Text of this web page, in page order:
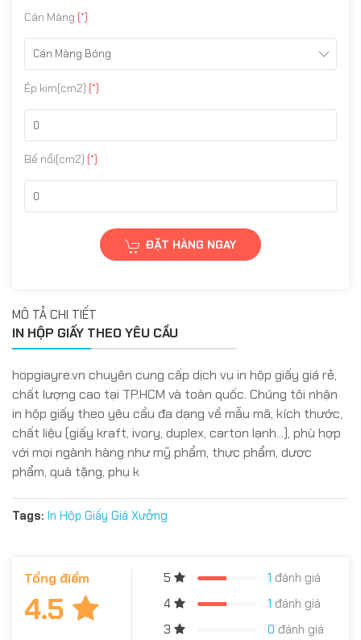
Cán Màng (*)
Cán Màng Bóng
Ép kim(cm2) (*)
Bế nổi(cm2) (*)
ĐẶT HÀNG NGAY
MÔ TẢ CHI TIẾT
IN HỘP GIẤY THEO YÊU CẦU
hopgiayre.vn chuyên cung cấp dịch vụ in hộp giấy giá rẻ,
chất lượng cao tại TP.HCM và toàn quốc. Chúng tôi nhận
in hộp giấy theo yêu cầu đa dạng về mẫu mã, kích thước,
chất liệu (giấy kraft, ivory, duplex, carton lạnh...), phù hợp
với mọi ngành hàng như mỹ phẩm, thực phẩm, dược
phẩm, quà tặng, phụ k
Tags: In Hộp Giấy Giá Xưởng
Tổng điểm
4.5
5 1 đánh giá
4
1 đánh giá
3
0 đánh giá